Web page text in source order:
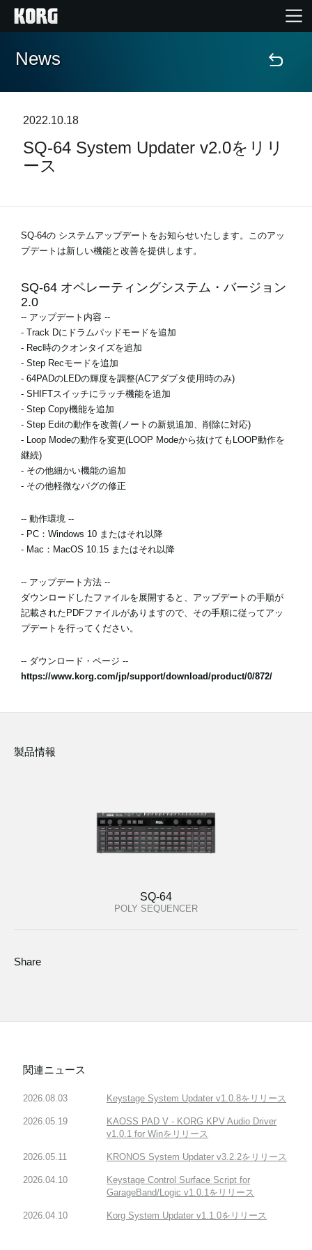
Home
Import Products
Store Locator
News
Location
Social Media
About KORG
News
2022.10.18
SQ-64 System Updater v2.0をリリ
ース
SQ-64の システムアップデートをお知らせいたします。このアッ
プデートは新しい機能と改善を提供します。
SQ-64 オペレーティングシステム・バージョン
2.0
-- アップデート内容 --
- Track Dにドラムパッドモードを追加
- Rec時のクオンタイズを追加
- Step Recモードを追加
- 64PADのLEDの輝度を調整(ACアダプタ使用時のみ)
- SHIFTスイッチにラッチ機能を追加
- Step Copy機能を追加
- Step Editの動作を改善(ノートの新規追加、削除に対応)
- Loop Modeの動作を変更(LOOP Modeから抜けてもLOOP動作を
継続)
- その他細かい機能の追加
- その他軽微なバグの修正
-- 動作環境 --
- PC：Windows 10 またはそれ以降
- Mac：MacOS 10.15 またはそれ以降
-- アップデート方法 --
ダウンロードしたファイルを展開すると、アップデートの手順が
記載されたPDFファイルがありますので、その手順に従ってアッ
プデートを行ってください。
-- ダウンロード・ページ --
https://www.korg.com/jp/support/download/product/0/872/
製品情報
SQ-64
POLY SEQUENCER
Share
関連ニュース
2026.08.03 Keystage System Updater v1.0.8をリリース
2026.05.19
KAOSS PAD V - KORG KPV Audio Driver
v1.0.1 for Winをリリース
2026.05.11 KRONOS System Updater v3.2.2をリリース
2026.04.10
Keystage Control Surface Script for
GarageBand/Logic v1.0.1をリリース
2026.04.10 Korg System Updater v1.1.0をリリース